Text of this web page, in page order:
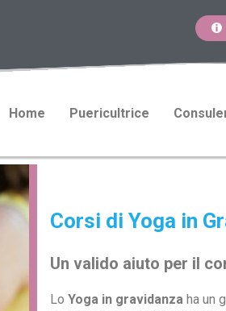
Home Puericultrice
Corsi di Yoga in
Un valido aiuto per il
Lo Yoga in gravidanza ha un